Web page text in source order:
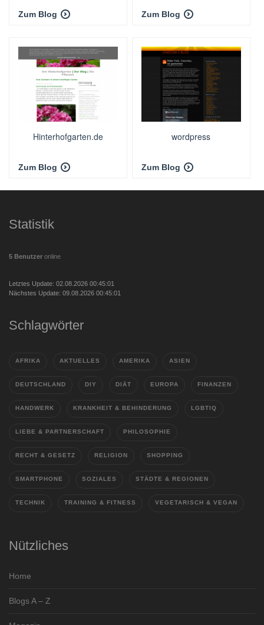
Zum Blog Zum Blog
Hinterhofgarten.de
Zum Blog
wordpress
Zum Blog
Statistik
5 Benutzer online
Letztes Update: 02.08.2026 00:45:01
Nächstes Update: 09.08.2026 00:45:01
Schlagwörter
AFRIKA AKTUELLES AMERIKA ASIEN
DEUTSCHLAND DIY DIÄT EUROPA FINANZEN
HANDWERK KRANKHEIT & BEHINDERUNG LGBTIQ
LIEBE & PARTNERSCHAFT PHILOSOPHIE
RECHT & GESETZ RELIGION SHOPPING
SMARTPHONE SOZIALES STÄDTE & REGIONEN
TECHNIK TRAINING & FITNESS VEGETARISCH & VEGAN
Nützliches
Home
Blogs A – Z